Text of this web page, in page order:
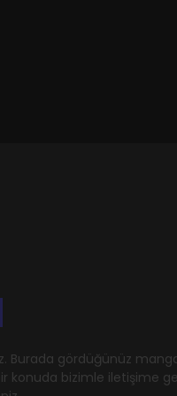
Burada gördüğünüz
konuda bizimle